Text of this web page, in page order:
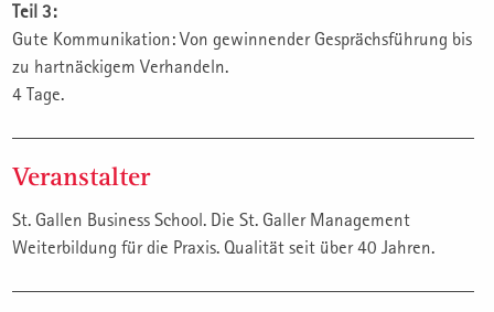
Teil 3:
Gute Kommunikation: Von gewinnender Gesprächsführung bis
zu hartnäckigem Verhandeln.
4 Tage.
Veranstalter
St. Gallen Business School. Die St. Galler Management
Weiterbildung für die Praxis. Qualität seit über 40 Jahren.